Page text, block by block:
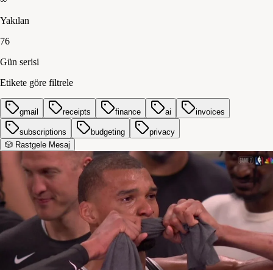
Yakılan
76
Gün serisi
Etikete göre filtrele
gmail receipts finance ai invoices
subscriptions budgeting
privacy
🎲 Rastgele Mesaj